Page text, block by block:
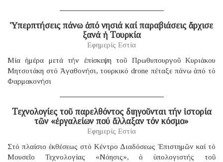
Ὑπερπτήσεις πάνω ἀπό νησιά καί παραβιάσεις ἄρχισε
ξανά ἡ Τουρκία
Εφημερίς Εστία
Μία ἡμέρα μετά τήν ἐπίσκεψη τοῦ Πρωθυπουργοῦ Κυριάκου
Μητσοτάκη στό Ἀγαθονήσι, τουρκικό drone πέταξε πάνω ἀπό τό
Φαρμακονήσι
Τεχνολογίες τοῦ παρελθόντος διηγοῦνται τήν ἱστορία
τῶν «ἐργαλείων πού ἄλλαξαν τόν κόσμο»
Εφημερίς Εστία
Στό πλαίσιο ἐκθέσεως στό Κέντρο Διαδόσεως Ἐπιστημῶν καί τό
Μουσεῖο Τεχνολογίας «Νόησις», ὁ ὑπολογιστής τοῦ